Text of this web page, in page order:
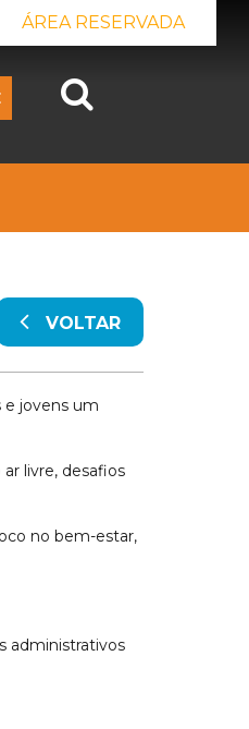
ÁREA RESERVADA
VOLTAR
e jovens um
livre, desafios
no bem-estar,
administrativos